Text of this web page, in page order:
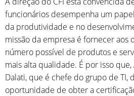
funcionários desempenha um
da produtividade e no
missão da empresa é fornecer aos
número possível de produtos e
mais alta qualidade. É por isso
Dalati, que é chefe do grupo de TI,
oportunidade de obter a